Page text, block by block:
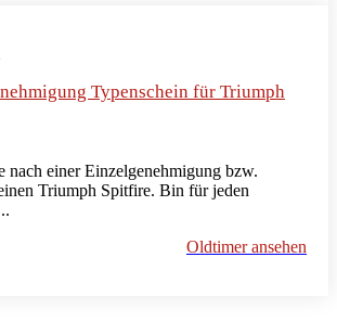
Typenschein für Triumph
nach einer Einzelgenehmigung bzw.
Triumph Spitfire. Bin für jeden
Oldtimer ansehen